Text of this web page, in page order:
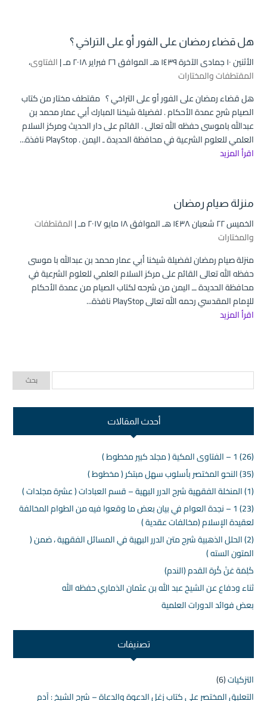
هل قضاء رمضان على الفور أو على التراخي ؟
الأثنين ۱۰ جمادى الآخرة ۱٤۳۹ هـ الموافق ۲٦ فبراير ۲۰۱۸ مـ | الفتاوى،
المقتطفات والمختارات
هل قضاء رمضان على الفور أو على التراخي ؟ مقتطف مختار من كتاب
الصيام شرح عمدة الأحكام . لفضيلة شيخنا المبارك أبي عمار محمد بن
عبدالله باموسى حفظه الله تعالى . القائم على دار الحديث ومركز السلام
العلمي للعلوم الشرعية في محافظة الحديدة ـ اليمن . PlayStop نافذة...
اقرأ المزيد
منزلة صيام رمضان
الخميس ۲۲ شعبان ۱٤۳۸ هـ الموافق ۱۸ مايو ۲۰۱۷ مـ |
المقتطفات
والمختارات
منزلة صيام رمضان لفضيلة شيخنا أبي عمار محمد بن عبدالله با موسى
حفظه الله تعالى القائم على مركز السلام العلمي للعلوم الشرعية في
محافظة الحديدة ــ اليمن من شرحه لكتاب الصيام من عمدة الأحكام
للإمام المقدسي رحمه الله تعالى PlayStop نافذة...
اقرأ المزيد
أحدث المقالات
(26) 1 – الفتاوى المكية ( مجلد كبير مخطوط )
(35) النحو المختصر بأسلوب سهل مبتكر ( مخطوط )
(1) المنخلة الفقهية شرح الدرر البهية – قسم العبادات ( عشرة مجلدات )
(23) 1 – نجدة العوام في بيان بعض ما وقعوا فيه من الطوام المخالفة
لعقيدة الإسلام (مخالفات عقدية )
(2) الحلل الذهبية شرح متن الدرر البهية في المسائل الفقهية ، ضمن (
المتون السته )
كَلِمَة عَنْ كُرة القدم (الندم)
ثناء ودفاع عن الشيخ عبد الله بن عثمان الذماري حفظه الله
بعض فوائد الدورات العلمية
تصنيفات
التزكيات(6)
التعليق المختصر على كتاب زغل الدعوة والدعاة – شرح الشيخ : آدم